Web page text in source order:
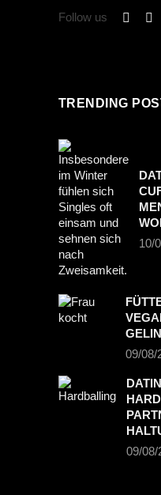
Follow us
TRENDING
10/
09/08/
09/08/